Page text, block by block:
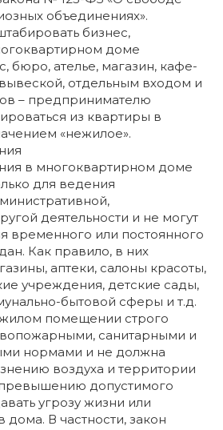
объединениях».
бизнес,
доме
бюро, ателье, магазин, кафе-
отдельным входом и
– предпринимателю
из квартиры в
«нежилое».
в многоквартирном доме
для ведения
деятельности и не могут
временного или постоянного
Как правило, в них
аптеки, салоны красоты,
учреждения, детские сады,
бытовой сферы и т.д.
помещении строго
санитарными и
нормами и не должна
воздуха и территории
допустимого
угрозу жизни или
В частности, закон